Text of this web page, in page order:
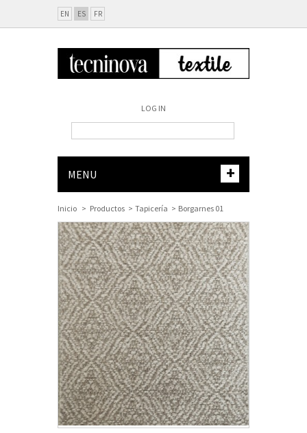
LOG IN
EN ES FR
+
MENU
Inicio > Productos > Tapicería > Borgarnes 01